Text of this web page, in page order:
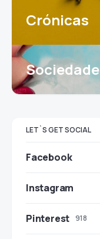
Crónicas
Sociedade
LET`S GET SOCIAL
Facebook
Instagram
Pinterest 918